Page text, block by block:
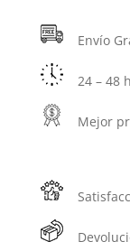
Envío
24 – 48
Mejor